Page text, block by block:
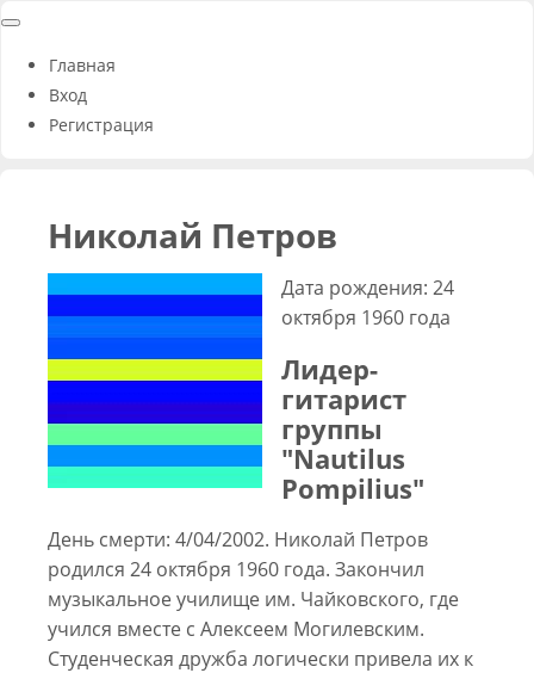
Главная
Вход
Регистрация
Николай Петров
Дата рождения: 24
октября 1960 года
Лидер-
гитарист
группы
"Nautilus
Pompilius"
День смерти: 4/04/2002. Николай Петров
родился 24 октября 1960 года. Закончил
музыкальное училище им. Чайковского, где
учился вместе с Алексеем Могилевским.
Студенческая дружба логически привела их к